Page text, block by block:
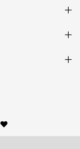
— agencia de diseño y